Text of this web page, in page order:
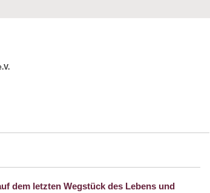
dem letzten Wegstück des Lebens und